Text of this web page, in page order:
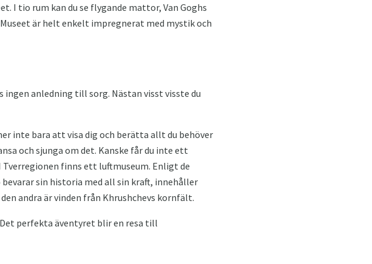
I tio rum kan du se flygande mattor, Van Goghs
är helt enkelt impregnerat med mystik och
ingen anledning till sorg. Nästan visst visste du
inte bara att visa dig och berätta allt du behöver
och sjunga om det. Kanske får du inte ett
finns ett luftmuseum. Enligt de
sin historia med all sin kraft, innehåller
andra är vinden från Khrushchevs kornfält.
perfekta äventyret blir en resa till